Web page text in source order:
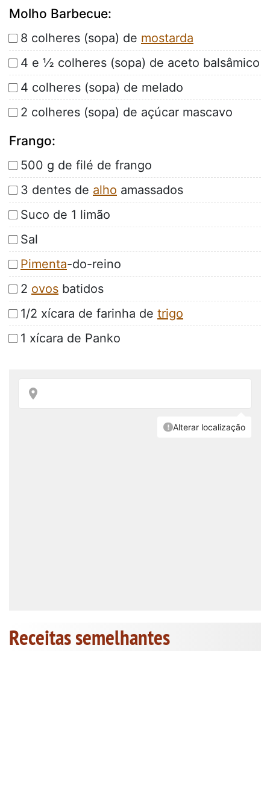
Molho Barbecue:
8 colheres (sopa) de mostarda
4 e ½ colheres (sopa) de aceto balsâmico
4 colheres (sopa) de melado
2 colheres (sopa) de açúcar mascavo
Frango:
500 g de filé de frango
3 dentes de alho amassados
Suco de 1 limão
Sal
Pimenta-do-reino
2 ovos batidos
1/2 xícara de farinha de trigo
1 xícara de Panko
Receitas semelhantes